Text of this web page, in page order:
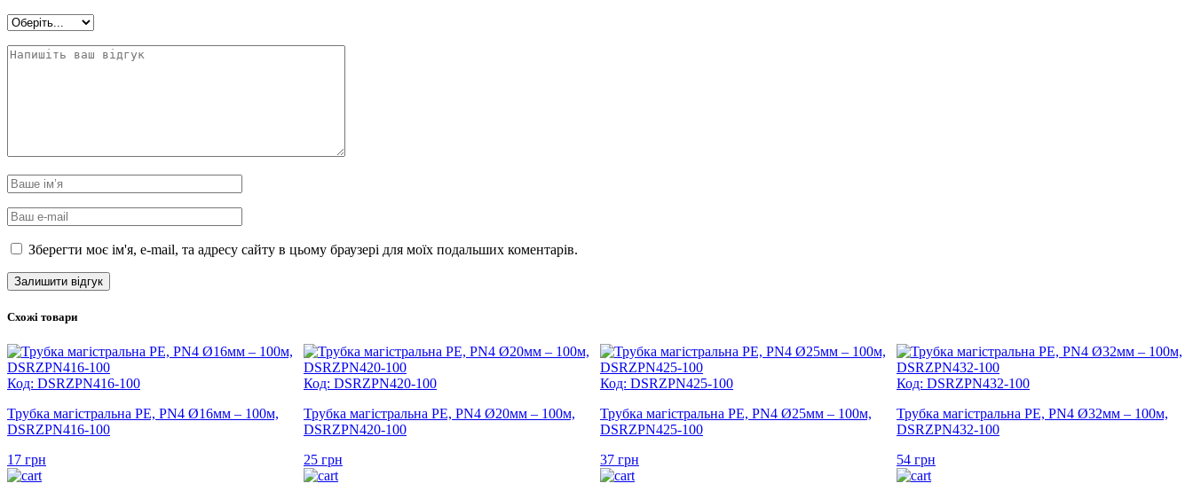
Зберегти моє ім'я, e-mail, та адресу сайту в цьому браузері для моїх подальших коментарів.
Схожі товари
Код: DSRZPN416-100
Трубка магістральна PE, PN4 Ø16мм – 100м,
DSRZPN416-100
17 грн
Код: DSRZPN420-100
Трубка магістральна PE, PN4 Ø20мм – 100м,
DSRZPN420-100
25 грн
Код: DSRZPN425-100
Трубка магістральна PE, PN4 Ø25мм – 100м,
DSRZPN425-100
37 грн
Код: DSRZPN432-100
Трубка магістральна PE, PN4 Ø32мм – 100м,
DSRZPN432-100
54 грн